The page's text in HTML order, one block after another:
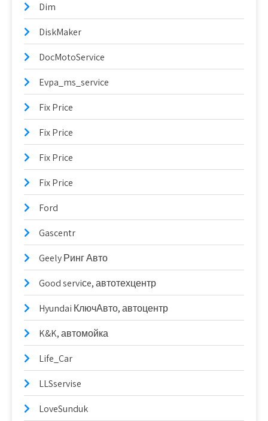
Dim
DiskMaker
DocMotoService
Evpa_ms_service
Fix Price
Fix Price
Fix Price
Fix Price
Ford
Gascentr
Geely Ринг Авто
Good serviсe, автотехцентр
Hyundai КлючАвто, автоцентр
K&K, автомойка
Life_Car
LLSservise
LoveSunduk